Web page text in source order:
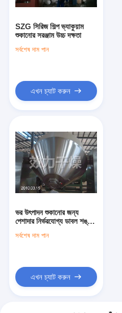
SZG সিরিজ শিল্প ভ্যাকুয়াম
শুকানোর সরঞ্জাম উচ্চ দক্ষতা
সর্বশেষ দাম পান
এখন চ্যাট করুন
ভর উৎপাদন শুকানোর জন্য
পেশাদার নির্ভরযোগ্য ডাবল শঙ্কু
সর্বশেষ দাম পান
এখন চ্যাট করুন